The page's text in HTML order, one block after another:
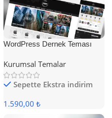
WordPress Dernek Teması
Kurumsal Temalar
Sepette Ekstra indirim
1.590,00 ₺